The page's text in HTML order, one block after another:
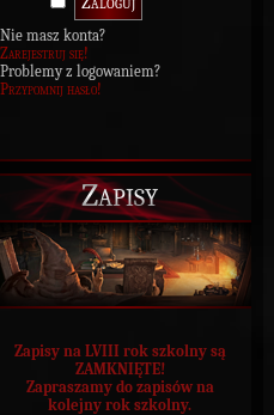
Nie masz konta?
Zarejestruj się!
Problemy z logowaniem?
Przypomnij hasło!
Zapisy
Zapisy na LVIII rok szkolny są
ZAMKNIĘTE!
Zapraszamy do zapisów na
kolejny rok szkolny.